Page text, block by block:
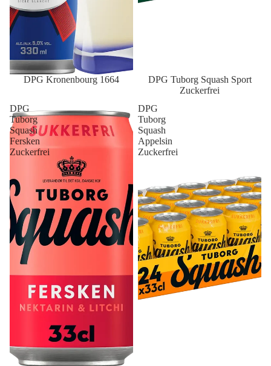
DPG Kronenbourg 1664
DPG Tuborg Squash Sport
Zuckerfrei
DPG
Tuborg
Squash
Fersken
Zuckerfrei
DPG
Tuborg
Squash
Appelsin
Zuckerfrei